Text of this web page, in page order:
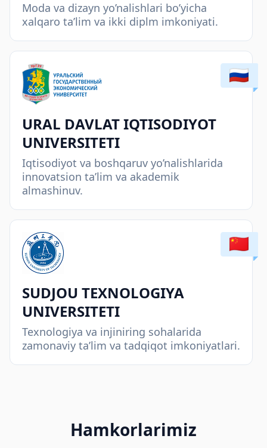
Moda va dizayn yo’nalishlari bo’yicha
xalqaro ta’lim va ikki diplm imkoniyati.
URAL DAVLAT IQTISODIYOT
UNIVERSITETI
Iqtisodiyot va boshqaruv yo’nalishlarida
innovatsion ta’lim va akademik
almashinuv.
SUDJOU TEXNOLOGIYA
UNIVERSITETI
Texnologiya va injiniring sohalarida
zamonaviy ta’lim va tadqiqot imkoniyatlari.
Hamkorlarimiz